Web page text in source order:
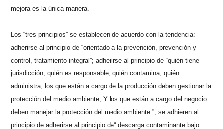
mejora es la única manera.
Los “tres principios” se establecen de acuerdo con la tendencia:
adherirse al principio de “orientado a la prevención, prevención y
control, tratamiento integral”; adherirse al principio de “quién tiene
jurisdicción, quién es responsable, quién contamina, quién
administra, los que están a cargo de la producción deben gestionar la
protección del medio ambiente, Y los que están a cargo del negocio
deben manejar la protección del medio ambiente ”; se adhieren al
principio de adherirse al principio de“ descarga contaminante bajo